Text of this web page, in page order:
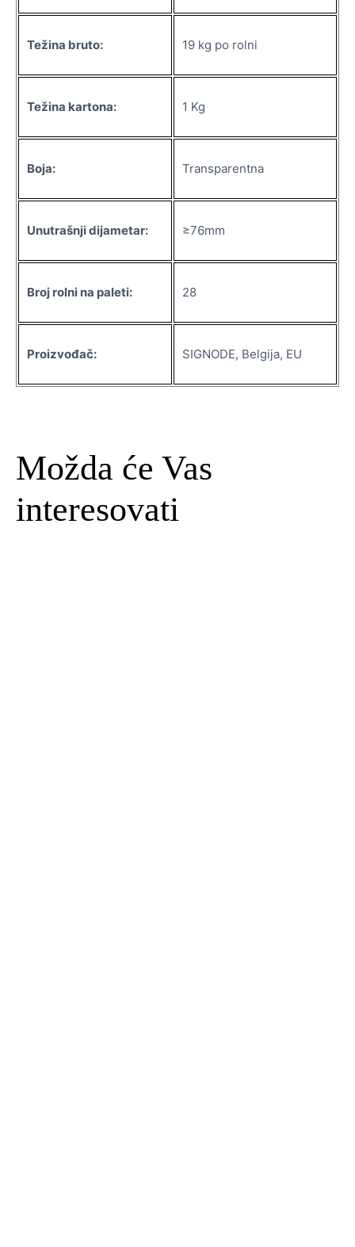
Težina bruto: 19 kg po rolni
Težina kartona: 1 Kg
Boja: Transparentna
Unutrašnji dijametar: ≥76mm
Broj rolni na paleti: 28
Proizvođač: SIGNODE, Belgija, EU
Možda će Vas
interesovati